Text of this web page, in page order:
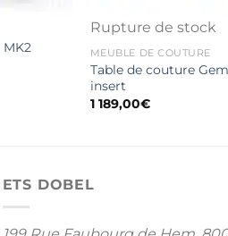
Rupture de stock
MEUBLE DE COUTURE
Table de couture
insert
1 189,00€
ETS DOBEL